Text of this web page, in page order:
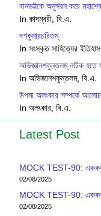
বানভট্টকে অনুসরন করে
In কাদম্বরী, বি.এ.
দশকুমারচরিতম্
In সংস্কৃত সাহিত্যের
অভিজ্ঞানশকুন্তলম্ নাটক
In অভিজ্ঞানশকুন্তলম্, বি.এ.
উপমা অলংকার সম্পর্কে
In অলংকার, বি.এ.
Latest Post
MOCK TEST-90:
02/08/2025
MOCK TEST-90:
02/08/2025